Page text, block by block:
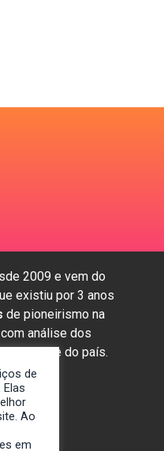
2009 e vem do
existiu por 3 anos
de pioneirismo na
análise dos
região e do país.
de
Ao
em